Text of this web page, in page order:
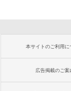
本サイトのご利用に
広告掲載のご案